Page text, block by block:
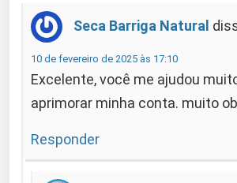
Seca Barriga Natural
10 de fevereiro de 2025 às 17:10
Excelente, você me ajudou
aprimorar minha conta. muito
Responder